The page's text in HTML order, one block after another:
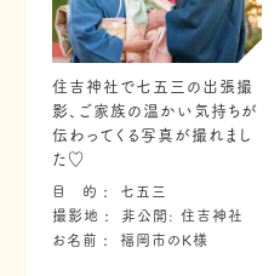
住吉神社で七五三の出張撮
影、ご家族の温かい気持ちが
伝わってくる写真が撮れまし
た♡
目 的
七五三
撮影地
非公開: 住吉神社
お名前
福岡市のK様